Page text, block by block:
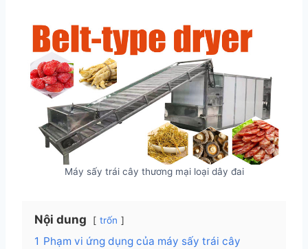
Máy sấy trái cây thương mại loại dây đai
Nội dung trốn
1 Phạm vi ứng dụng của máy sấy trái cây